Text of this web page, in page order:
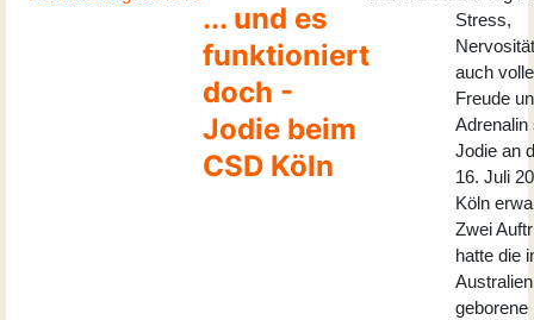
... und es
funktioniert
doch -
Jodie beim
CSD Köln
Stress,
auch
Freude
Adrenalin
Jodie an
16. Juli
Köln
Zwei
hatte die
Australien
geborene